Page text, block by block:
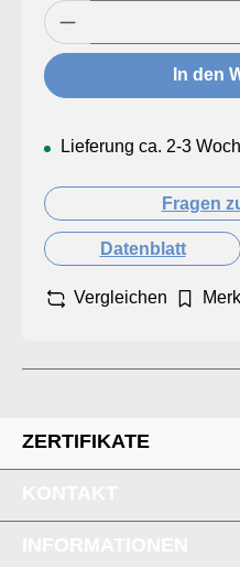
Produkt Anzahl:
In den
Lieferung ca. 2-3
Fragen
Datenblatt
Vergleichen
ZERTIFIKATE